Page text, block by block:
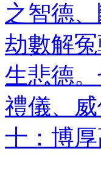
之智德
劫數解
生悲德
禮儀、
十：博